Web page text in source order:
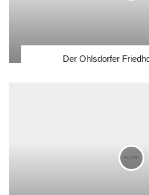
Der Ohlsdorfer